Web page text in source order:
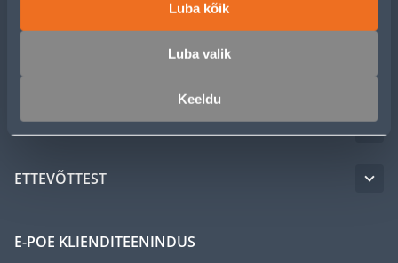
Luba kõik
Luba valik
Keeldu
KLIENDITEENINDUS
TEENUSED
ETTEVÕTTEST
E-POE KLIENDITEENINDUS